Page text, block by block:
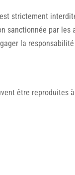
strictement
sanctionnée par les
la
être reproduites